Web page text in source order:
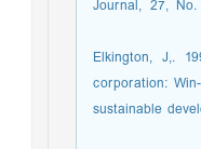
Journal, 27,
22. Elkington,
corporation:
sustainable